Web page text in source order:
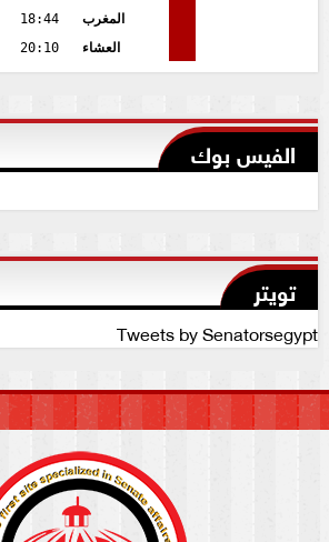
المغرب
18:44
العشاء
20:10
الفيس بوك
تويتر
Tweets by Senatorsegypt